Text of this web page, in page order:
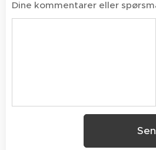
Dine kommentarer eller